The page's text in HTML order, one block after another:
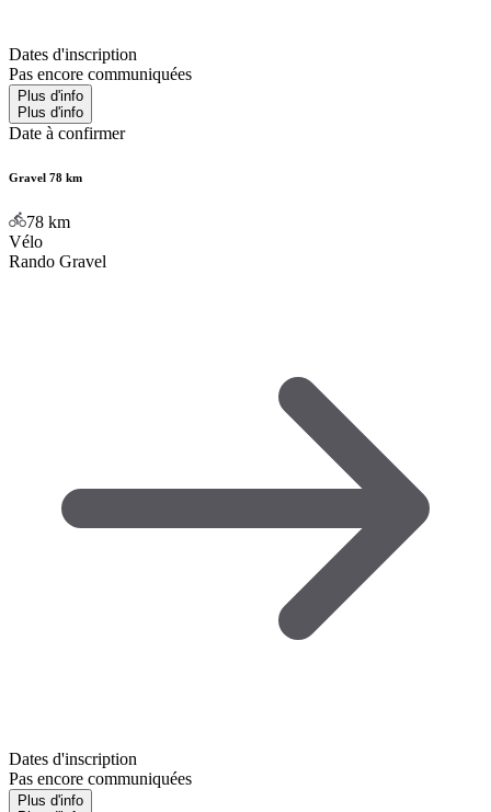
Dates d'inscription
Pas encore communiquées
Plus d'info
Plus d'info
Date à confirmer
Gravel 78 km
78 km
Vélo
Rando Gravel
Dates d'inscription
Pas encore communiquées
Plus d'info